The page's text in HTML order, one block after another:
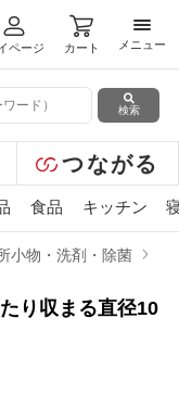
ページ カート
メニ
メニュー
検索
つながる
食品 キッチン
小物・洗剤・除菌
り収まる直径10